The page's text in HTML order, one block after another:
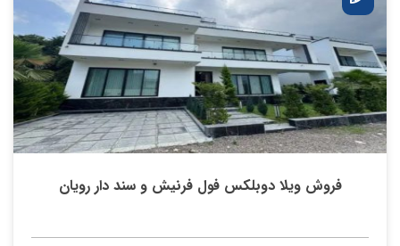
فروش ویلا دوبلکس فول فرنیش و سند دار رویان